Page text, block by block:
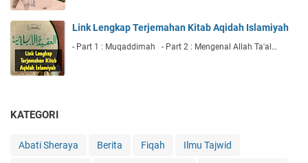
Link Lengkap Terjemahan Kitab Aqidah Islamiyah
- Part 1 : Muqaddimah - Part 2 : Mengenal Allah Ta'al…
KATEGORI
Abati Sheraya Berita Fiqah Ilmu Tajwid